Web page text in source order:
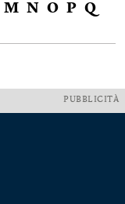
M N O P Q
PUBBLICITÀ